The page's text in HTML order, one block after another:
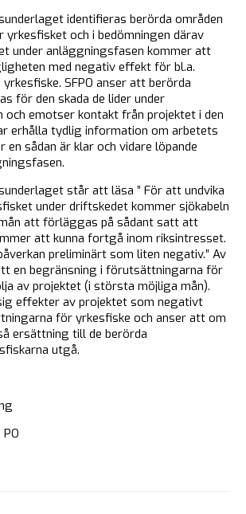
identifieras berörda områden
och i bedömningen därav
under anläggningsfasen kommer att
med negativ effekt för bl.a.
SFPO anser att berörda
för den skada de lider under
och emotser kontakt från projektet i den
erhålla tydlig information om arbetets
en sådan är klar och vidare löpande
står att läsa ” För att undvika
under driftskedet kommer sjökabeln
att förläggas på sådant satt att
att kunna fortgå inom riksintresset.
preliminärt som liten negativ.” Av
en begränsning i förutsättningarna för
av projektet (i största möjliga mån).
effekter av projektet som negativt
för yrkesfiske och anser att om
ersättning till de berörda
utgå.